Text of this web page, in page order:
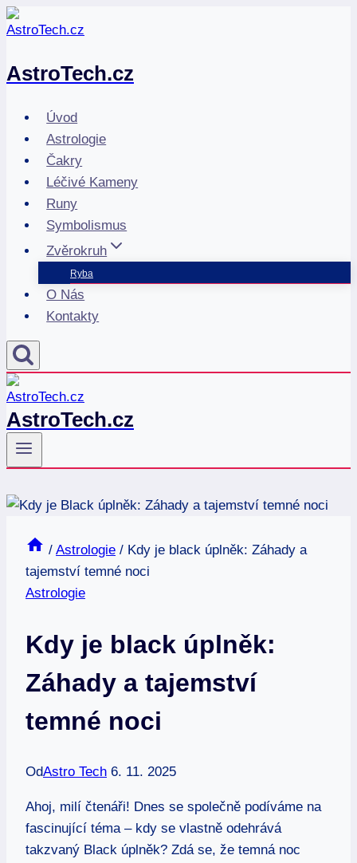
Přeskočit
na
AstroTech.cz
Úvod
Astrologie
Čakry
Léčivé Kameny
Runy
Symbolismus
Zvěrokruh
Ryba
O Nás
Kontakty
AstroTech.cz
/ Astrologie / Kdy je black úplněk: Záhady a
tajemství temné noci
Astrologie
Kdy je black úplněk:
Záhady a tajemství
temné noci
OdAstro Tech 6. 11. 2025
Ahoj, milí čtenáři! Dnes se společně podíváme na
fascinující téma – kdy se vlastně odehrává
takzvaný Black úplněk? Zdá se, že temná noc